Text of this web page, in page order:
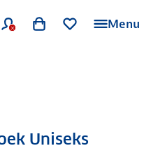
Menu
Uniseks